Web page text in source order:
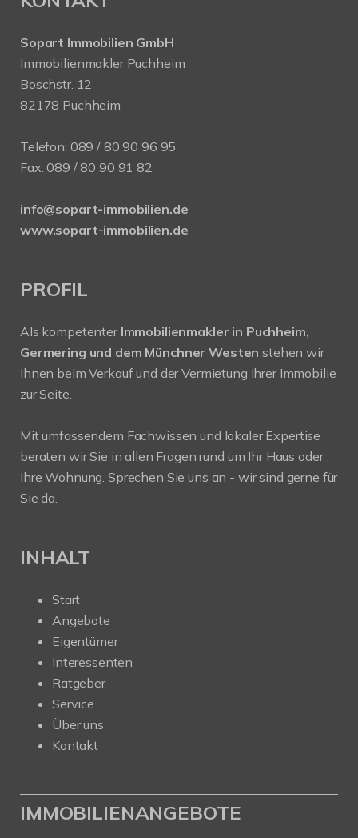
Sopart Immobilien GmbH
Immobilienmakler Puchheim
Boschstr. 12
82178 Puchheim
Telefon: 089 / 80 90 96 95
Fax: 089 / 80 90 91 82
info@sopart-immobilien.de
www.sopart-immobilien.de
PROFIL
Als kompetenter Immobilienmakler in Puchheim,
Germering und dem Münchner Westen stehen wir
Ihnen beim Verkauf und der Vermietung Ihrer Immobilie
zur Seite.
Mit umfassendem Fachwissen und lokaler Expertise
beraten wir Sie in allen Fragen rund um Ihr Haus oder
Ihre Wohnung. Sprechen Sie uns an - wir sind gerne für
Sie da.
INHALT
Start
Angebote
Eigentümer
Interessenten
Ratgeber
Service
Über uns
Kontakt
IMMOBILIENANGEBOTE